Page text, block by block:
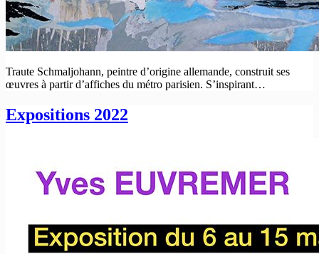
Traute Schmaljohann, peintre d’origine allemande, construit ses
œuvres à partir d’affiches du métro parisien. S’inspirant…
Expositions 2022